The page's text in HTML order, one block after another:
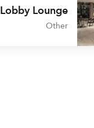
Lobby Lounge
Other